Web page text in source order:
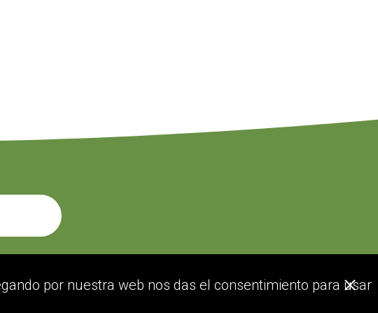
por nuestra web nos das el consentimiento para usar